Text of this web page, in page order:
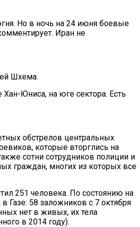
Но в ночь на 24 июня боевые
Иран не
Шхема.
Юниса, на юге сектора. Есть
обстрелов центральных
которые вторглись на
сотни сотрудников полиции и
граждан, многих из которых все
251 человека. По состоянию на
Газе: 58 заложников с 7 октября
нет в живых, их тела
в 2014 году).